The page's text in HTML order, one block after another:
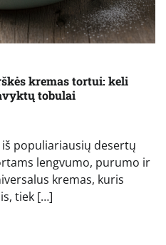
kremas tortui: keli
tobulai
populiariausių desertų
lengvumo, purumo ir
kremas, kuris
tiek […]